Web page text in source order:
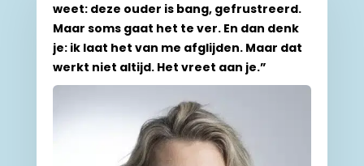
weet: deze ouder is bang, gefrustreerd.
Maar soms gaat het te ver. En dan denk
je: ik laat het van me afglijden. Maar dat
werkt niet altijd. Het vreet aan je.”